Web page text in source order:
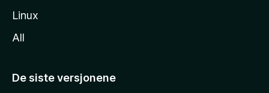
Linux
All
De siste versjonene